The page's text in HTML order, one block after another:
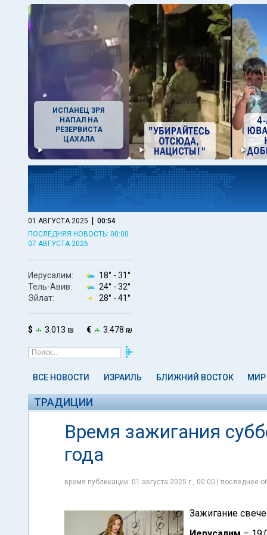
ИСПАНЕЦ ЗРЯ
НАПАЛ НА
РЕЗЕРВИСТА
ЦАХАЛА
01 АВГУСТА 2025 | 00:54
ПОСЛЕДНЯЯ НОВОСТЬ: 00:00
07 АВГУСТА 2026
Иерусалим: 18° - 31°
Тель-Авив:
24° - 32°
Эйлат:
28° - 41°
$ 3.013 ₪ € 3.478 ₪
ВСЕ НОВОСТИ ИЗРАИЛЬ БЛИЖНИЙ ВОСТОК МИР
ТРАДИЦИИ
Время зажигания
года
время публикации: 01 августа 2025 г., 00:00 | последнее
Зажигание